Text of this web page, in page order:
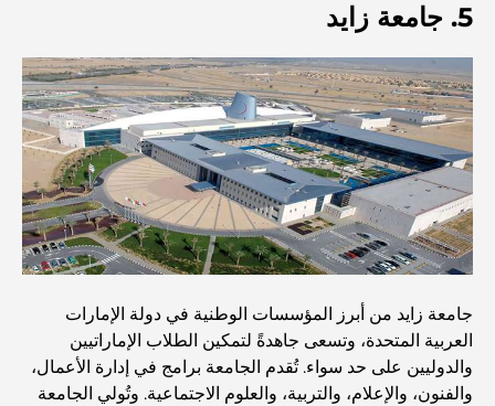
أفضل المدارس في دبي مارينا: دليل مناسب للعائلات
مطاعم في دبي هيلز: أفضل أماكن تناول الطعام في مركز متنامٍ
أفضل ملاعب الجولف للبطولات في دبي
فاخرة على شاطئ البحر
أفضل البنوك في دبي للمقيمين الأجانب: دليل مصرفي شامل
5. جامعة زايد
جامعة زايد من أبرز المؤسسات الوطنية في دولة الإمارات
العربية المتحدة، وتسعى جاهدةً لتمكين الطلاب الإماراتيين
والدوليين على حد سواء. تُقدم الجامعة برامج في إدارة الأعمال،
والفنون، والإعلام، والتربية، والعلوم الاجتماعية. وتُولي الجامعة